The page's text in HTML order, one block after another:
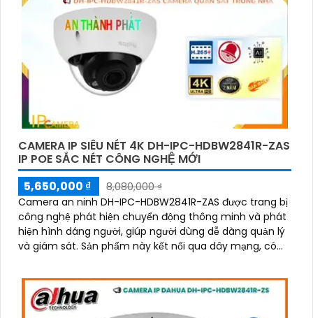
CAMERA IP SIÊU NÉT 4K DH-IPC-HDBW2841R-ZAS
IP POE SẮC NÉT CÔNG NGHỆ MỚI
5,650,000 ₫
8,080,000 ₫
Camera an ninh DH-IPC-HDBW2841R-ZAS được trang bị
công nghệ phát hiện chuyển động thông minh và phát
hiện hình dáng người, giúp người dùng dễ dàng quản lý
và giám sát. Sản phẩm này kết nối qua dây mạng, có